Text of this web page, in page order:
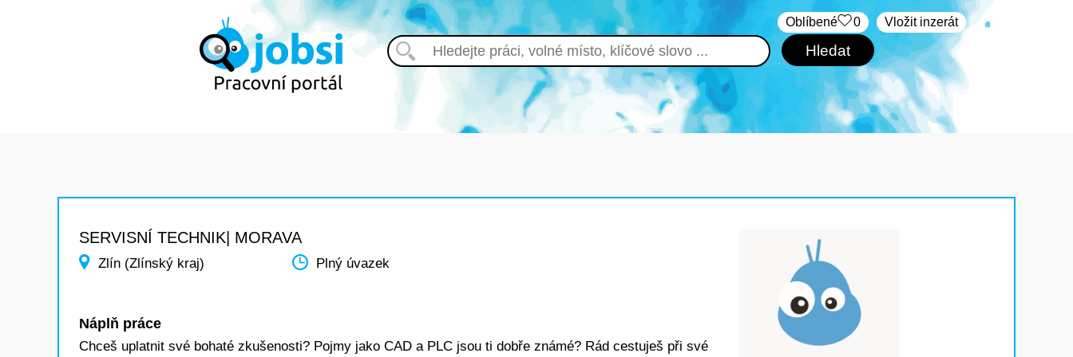
Vložit inzerát
Oblíbené 0
SERVISNÍ TECHNIK| MORAVA
Zlín (Zlínský kraj) Plný úvazek
Náplň práce
Chceš uplatnit své bohaté zkušenosti? Pojmy jako CAD a PLC jsou ti dobře známé? Rád cestuješ při své